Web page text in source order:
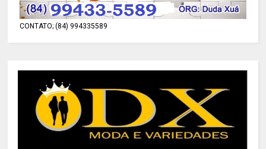
CONTATO; (84) 994335589